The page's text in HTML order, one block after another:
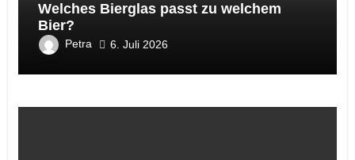
Welches Bierglas passt zu welchem
Bier?
Petra 6. Juli 2026